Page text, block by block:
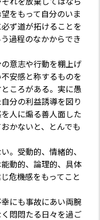
をもって自分のいま
ず道が拓けることを
過程のなかからでき
意志や行動を棚上げ
安感と称するものを
ころがある。実に愚
分の利益誘導を図り
人に煽る善人面した
かないと、とんでも
。受動的、情緒的、
動的、論理的、具体
危機感をもってこと
にも事故にあい両腕
悶悶たる日々を過ご